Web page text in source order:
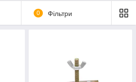
0 Фільтри